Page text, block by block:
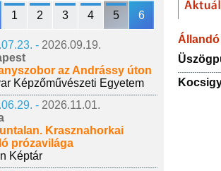
1 2 3 4 5 6
- 2026.09.19.
az Andrássy úton
Képzőművészeti Egyetem
- 2026.11.01.
Krasznahorkai
prózavilága
Képtár